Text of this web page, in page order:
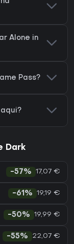
Alone in
Pass?
aqui?
Dark
-57% 17,07 €
-61% 19,19 €
-50% 19,99 €
-55% 22,07 €